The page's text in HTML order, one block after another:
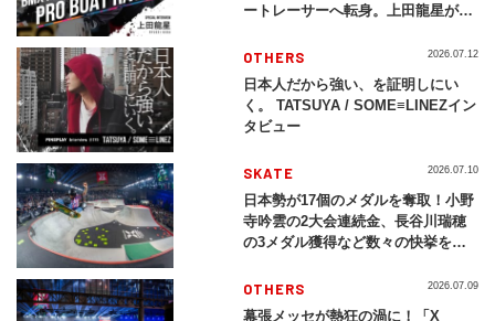
ートレーサーへ転身。上田龍星が体
OTHERS
日本人だから強い、を証明しにい
く。 TATSUYA / SOME≡LINEZイン
タビュー
2026.07.12
SKATE
日本勢が17個のメダルを奪取！小野
寺吟雲の2大会連続金、長谷川瑞穂
の3メダル獲得など数々の快挙をプ
2026」
2026.07.10
OTHERS
幕張メッセが熱狂の渦に！「X
2026.07.09